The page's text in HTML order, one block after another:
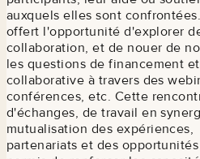
auxquels elles sont
offert l'opportunité d'explorer
collaboration, et de nouer de
les questions de financement
collaborative à travers des
conférences, etc. Cette
d'échanges, de travail en
mutualisation des
partenariats et des